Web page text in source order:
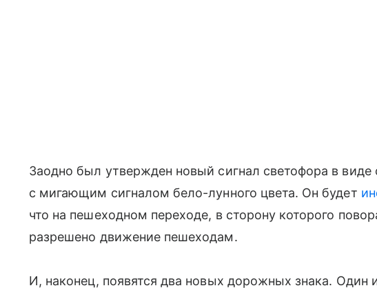
Заодно был утвержден новый сигнал светофора в виде
с мигающим сигналом бело-лунного цвета. Он ​​будет
что на пешеходном переходе, в сторону которого
разрешено движение пешеходам.
И, наконец, появятся два новых дорожных знака. Один